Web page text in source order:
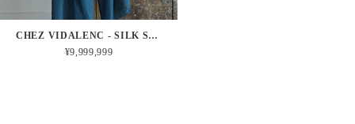
CHEZ VIDALENC - SILK SCARF (DUCK BLUE)
¥9,999,999